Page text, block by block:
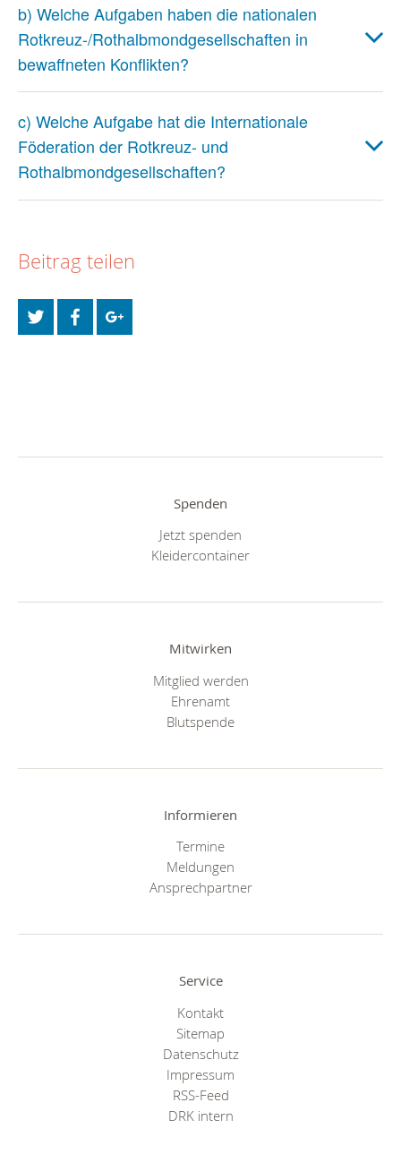
b) Welche Aufgaben haben die nationalen
Rotkreuz-/Rothalbmondgesellschaften in
bewaffneten Konflikten?
c) Welche Aufgabe hat die Internationale
Föderation der Rotkreuz- und
Rothalbmondgesellschaften?
Beitrag teilen
Spenden
Jetzt spenden
Kleidercontainer
Mitwirken
Mitglied werden
Ehrenamt
Blutspende
Informieren
Termine
Meldungen
Ansprechpartner
Service
Kontakt
Sitemap
Datenschutz
Impressum
RSS-Feed
DRK intern